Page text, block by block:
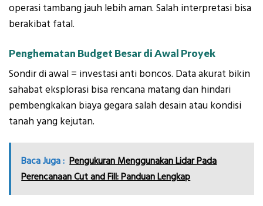
operasi tambang jauh lebih aman. Salah interpretasi bisa
berakibat fatal.
Penghematan Budget Besar di Awal Proyek
Sondir di awal = investasi anti boncos. Data akurat bikin
sahabat eksplorasi bisa rencana matang dan hindari
pembengkakan biaya gegara salah desain atau kondisi
tanah yang kejutan.
Baca Juga : Pengukuran Menggunakan Lidar Pada
Perencanaan Cut and Fill: Panduan Lengkap